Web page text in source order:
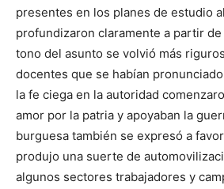
presentes en los planes de estudio
profundizaron claramente a partir de
tono del asunto se volvió más
docentes que se habían
la fe ciega en la autoridad
amor por la patria y apoyaban la
burguesa también se expresó a
produjo una suerte de
algunos sectores trabajadores y